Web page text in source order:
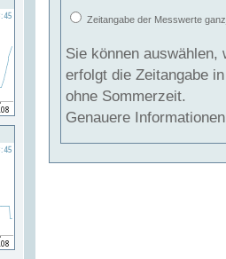
Zeitangabe der Messwerte
Sie können auswählen,
erfolgt die Zeitangabe
ohne Sommerzeit.
Genauere